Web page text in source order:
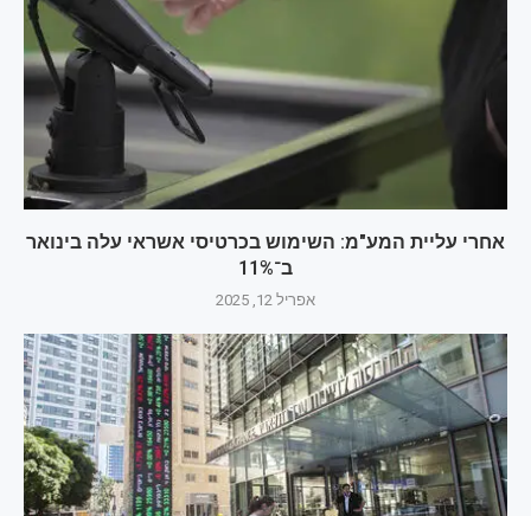
אחרי עליית המע"מ: השימוש בכרטיסי אשראי עלה בינואר
ב־11%
אפריל 12, 2025